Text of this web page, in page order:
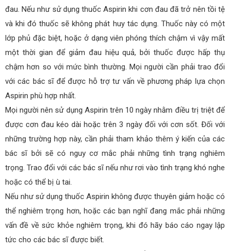
đau. Nếu như sử dụng thuốc Aspirin khi cơn đau đã trở nên tồi tệ
và khi đó thuốc sẽ không phát huy tác dụng. Thuốc này có một
lớp phủ đặc biệt, hoặc ở dạng viên phóng thích chậm vì vậy mất
một thời gian để giảm đau hiệu quả, bởi thuốc được hấp thụ
chậm hơn so với mức bình thường. Mọi người cần phải trao đổi
với các bác sĩ để được hỗ trợ tư vấn về phương pháp lựa chọn
Aspirin phù hợp nhất.
Mọi người nên sử dụng Aspirin trên 10 ngày nhằm điều trị triệt để
được cơn đau kéo dài hoặc trên 3 ngày đối với cơn sốt. Đối với
những trường hợp này, cần phải tham khảo thêm ý kiến của các
bác sĩ bởi sẽ có nguy cơ mắc phải những tình trạng nghiêm
trọng. Trao đổi với các bác sĩ nếu như rơi vào tình trạng khó nghe
hoặc có thể bị ù tai.
Nếu như sử dụng thuốc Aspirin không được thuyên giảm hoặc có
thể nghiêm trọng hơn, hoặc các bạn nghĩ đang mắc phải những
vấn đề về sức khỏe nghiêm trọng, khi đó hãy báo cáo ngay lập
tức cho các bác sĩ được biết.